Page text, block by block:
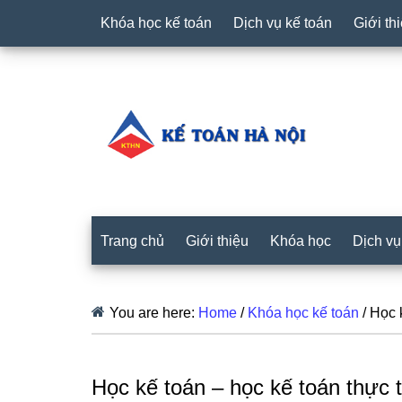
Khóa học kế toán Dịch vụ kế toán Giới
Trang chủ Giới thiệu Khóa học Dịch
You are here: Home / Khóa học kế toán /Học
Học kế toán – học kế toán thực